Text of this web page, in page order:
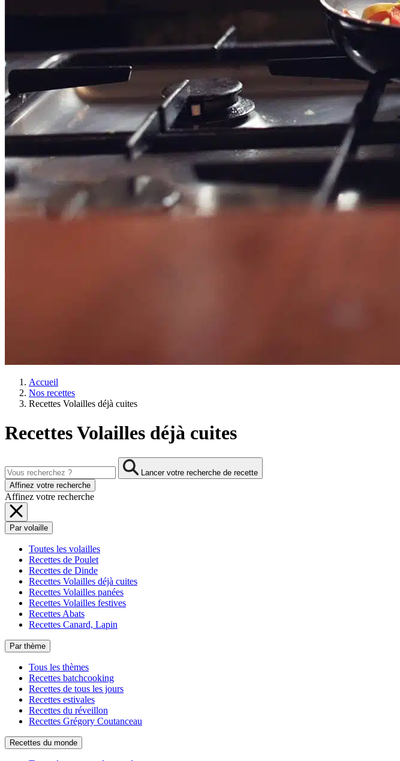
Accueil
Nos recettes
Recettes Volailles déjà cuites
Recettes Volailles déjà cuites
Lancer votre recherche de recette
Affinez votre recherche
Affinez votre recherche
Par volaille
Toutes les volailles
Recettes de Poulet
Recettes de Dinde
Recettes Volailles déjà cuites
Recettes Volailles panées
Recettes Volailles festives
Recettes Abats
Recettes Canard, Lapin
Par thème
Tous les thèmes
Recettes batchcooking
Recettes de tous les jours
Recettes estivales
Recettes du réveillon
Recettes Grégory Coutanceau
Recettes du monde